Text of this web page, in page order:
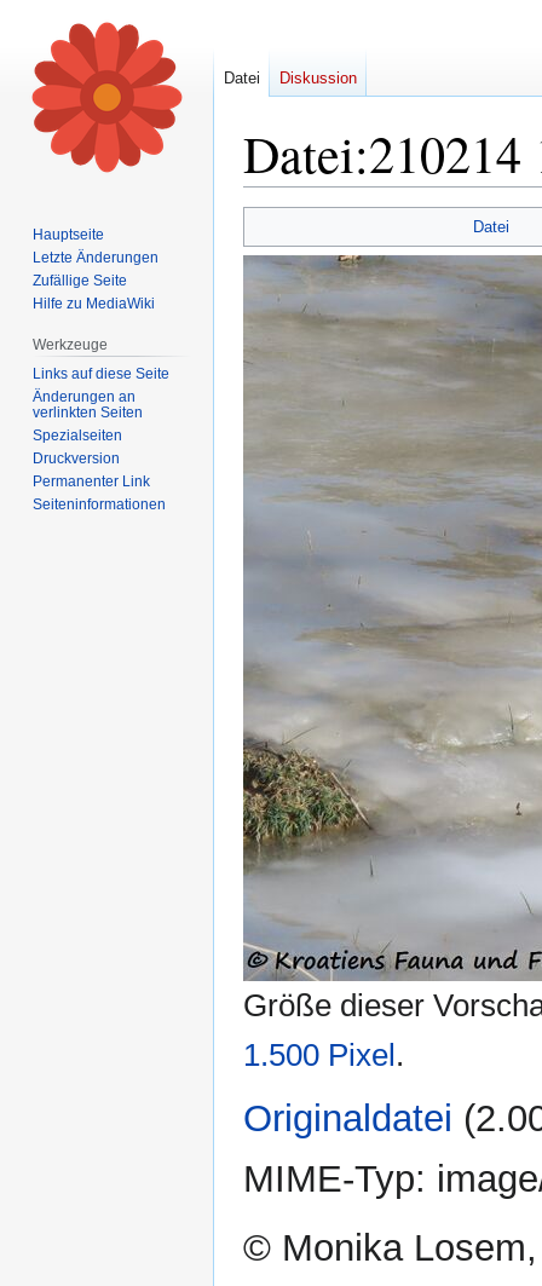
Datei:210214
Navigation
springen
Suche
springen
Datei
Größe dieser
1.500 Pixel.
Originaldatei
MIME-Typ:
© Monika
Datei Diskussion
Hauptseite
Letzte Änderungen
Zufällige Seite
Hilfe zu MediaWiki
Werkzeuge
Links auf diese Seite
Änderungen an
verlinkten Seiten
Spezialseiten
Druckversion
Permanenter Link
Seiten­informationen